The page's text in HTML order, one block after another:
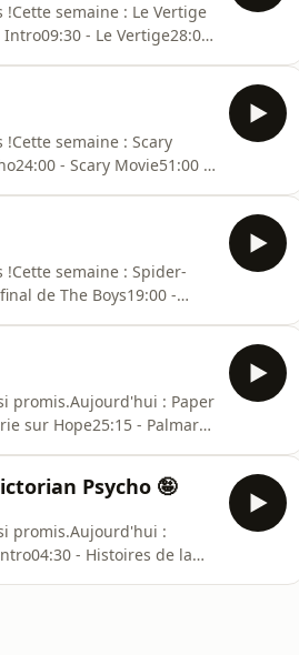
semaine : Le Vertige
- Le Vertige28:00
YouTube :
semaine : Scary
- Scary Movie51:00 -
Boutique :
semaine : Spider-
de The Boys19:00 -
promis.Aujourd'hui : Paper
sur Hope25:15 - Palmarès
boutique.com/
Psycho 🤪
promis.Aujourd'hui :
- Histoires de la